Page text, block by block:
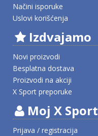
Načini isporuke
Uslovi korišćenja
Izdvajamo
Novi proizvodi
Besplatna dostava
Proizvodi na akciji
X Sport preporuke
Moj X Sport
Prijava / registracija